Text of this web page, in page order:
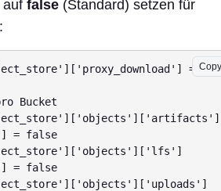
auf false (Standard) setzen für
Copy
=
Bucket
= false
= false